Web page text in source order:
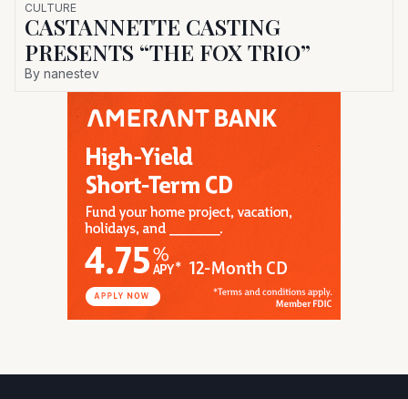
CULTURE
CASTANNETTE CASTING
PRESENTS “THE FOX TRIO”
By nanestev